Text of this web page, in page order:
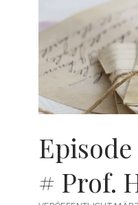
# Prof.